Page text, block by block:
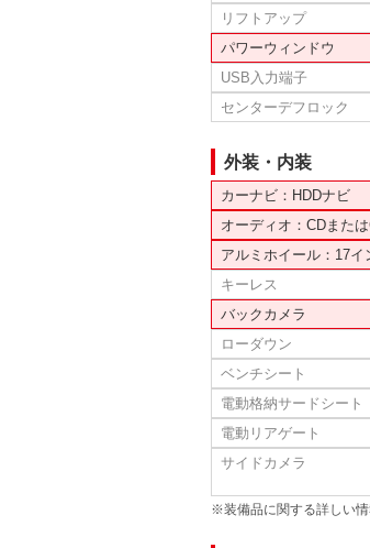
リフトアップ
パワーウィンドウ
USB入力端子
センターデフロック
外装・内装
カーナビ：HDDナビ
オーディオ：CDまた
アルミホイール：17イ
キーレス
バックカメラ
ローダウン
ベンチシート
電動格納サードシート
電動リアゲート
サイドカメラ
※装備品に関する詳しい情